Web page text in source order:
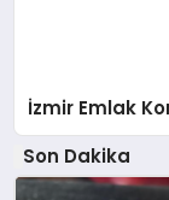
İzmir Emlak
Son Dakika